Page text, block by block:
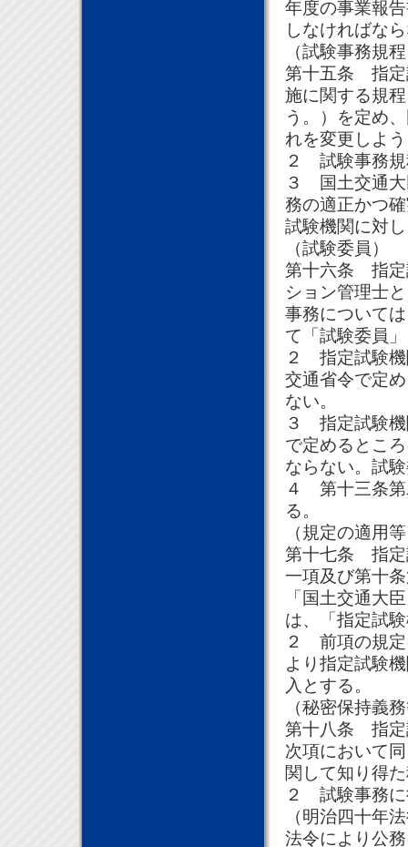
年度の事業報
しなければな
（試験事務規
第十五条 指定
施に関する規
う。）を定め
れを変更しよ
２ 試験事務規
３ 国土交通大
務の適正かつ
試験機関に対
（試験委員）
第十六条 指定
ション管理士
事務について
て「試験委員
２ 指定試験機
交通省令で定
ない。
３ 指定試験機
で定めるとこ
ならない。試
４ 第十三条第
る。
（規定の適用
第十七条 指定
一項及び第十
「国土交通大
は、「指定試
２ 前項の規定
より指定試験
入とする。
（秘密保持義
第十八条 指定
次項において
関して知り得
２ 試験事務に
（明治四十年
法令により公